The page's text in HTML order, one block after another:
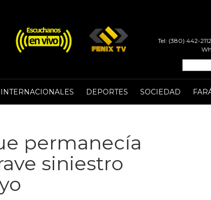
Tel: (380) 442-
INTERNACIONALES DEPORTES SOCIEDAD
permanecía
siniestro